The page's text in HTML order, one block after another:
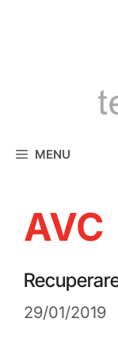
MENU
AVC
29/01/2019